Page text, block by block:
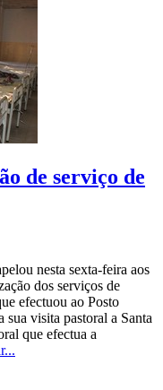
de serviço de
nesta sexta-feira aos
dos serviços de
efectuou ao Posto
visita pastoral a Santa
que efectua a